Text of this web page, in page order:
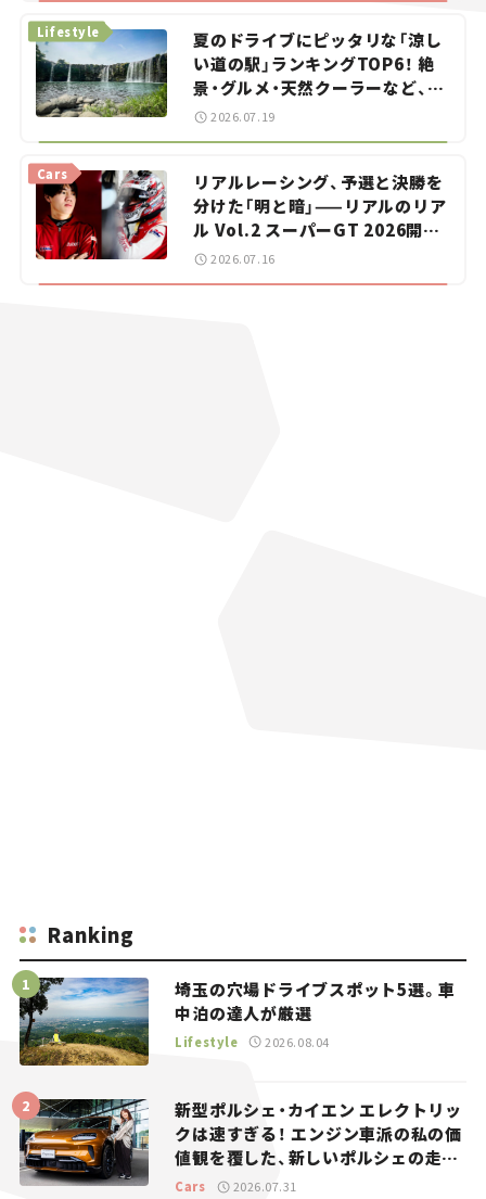
夏のドライブにピッタリな「涼し
い道の駅」ランキングTOP6！ 絶
景・グルメ・天然クーラーなど、避
暑におすすめのスポットを紹介
【道の駅マニアの推し駅ガイド】
Lifestyle
2026.07.19
リアルレーシング、予選と決勝を
分けた「明と暗」——リアルのリア
ル Vol.2 スーパーGT 2026開幕
戦 岡山国際サーキット
Cars
2026.07.16
Ranking
埼玉の穴場ドライブスポット5選。車
中泊の達人が厳選
Lifestyle 2026.08.04
新型ポルシェ・カイエン エレクトリッ
クは速すぎる！ エンジン車派の私の価
値観を覆した、新しいポルシェの走
り。
Cars 2026.07.31